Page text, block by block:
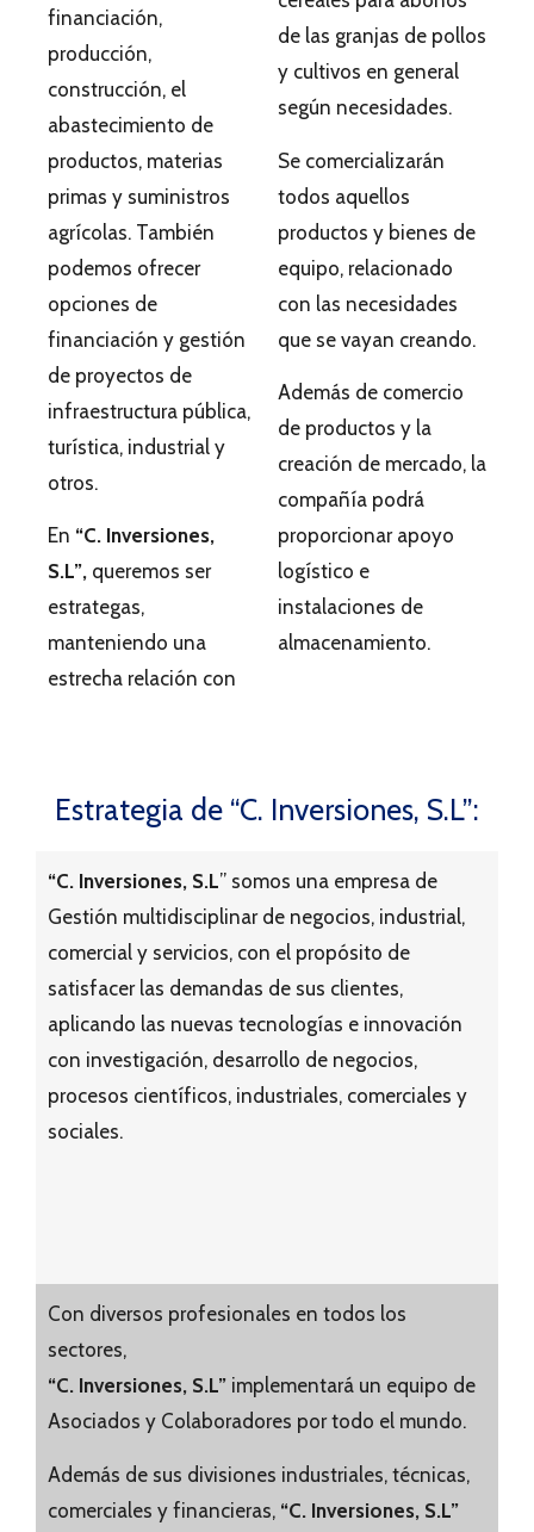
financiación,
producción,
construcción, el
abastecimiento de
productos, materias
primas y suministros
agrícolas. También
podemos ofrecer
opciones de
financiación y gestión
de proyectos de
infraestructura pública,
turística, industrial y
otros.
En “C. Inversiones,
S.L”, queremos ser
estrategas,
manteniendo una
estrecha relación con
de las granjas de pollos
y cultivos en general
según necesidades.
Se comercializarán
todos aquellos
productos y bienes de
equipo, relacionado
con las necesidades
que se vayan creando.
Además de comercio
de productos y la
creación de mercado, la
compañía podrá
proporcionar apoyo
logístico e
instalaciones de
almacenamiento.
Estrategia de “C. Inversiones, S.L”:
“C. Inversiones, S.L” somos una empresa de
Gestión multidisciplinar de negocios, industrial,
comercial y servicios, con el propósito de
satisfacer las demandas de sus clientes,
aplicando las nuevas tecnologías e innovación
con investigación, desarrollo de negocios,
procesos científicos, industriales, comerciales y
sociales.
Con diversos profesionales en todos los
sectores,
“C. Inversiones, S.L” implementará un equipo de
Asociados y Colaboradores por todo el mundo.
Además de sus divisiones industriales, técnicas,
comerciales y financieras, “C. Inversiones, S.L”